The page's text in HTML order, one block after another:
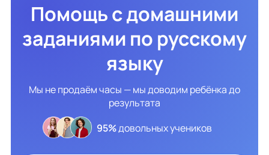
Помощь с домашними
заданиями по русскому
языку
Мы не продаём часы — мы доводим ребёнка до
результата
95%довольных учеников